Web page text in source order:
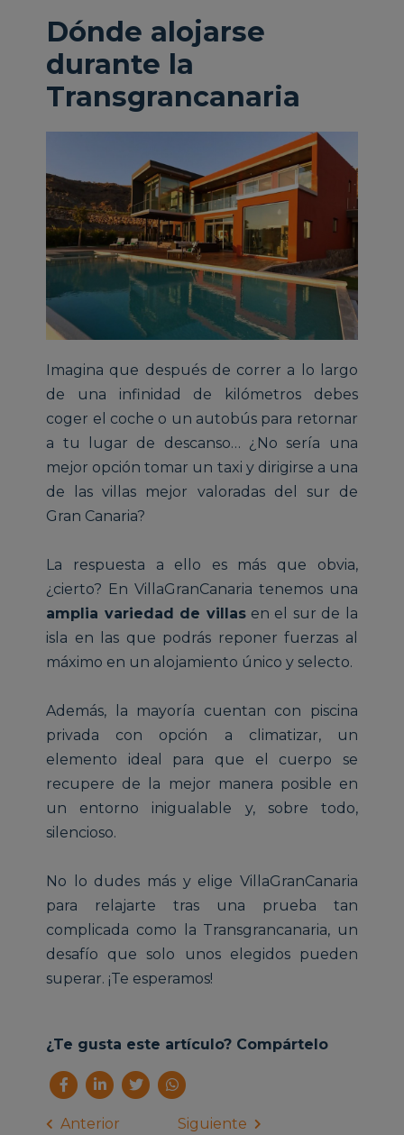
Dónde alojarse
durante la
Transgrancanaria
Imagina que después de correr a lo largo
de una infinidad de kilómetros debes
coger el coche o un autobús para retornar
a tu lugar de descanso… ¿No sería una
mejor opción tomar un taxi y dirigirse a una
de las villas mejor valoradas del sur de
Gran Canaria?
La respuesta a ello es más que obvia,
¿cierto? En VillaGranCanaria tenemos una
amplia variedad de villasen el sur de la
isla en las que podrás reponer fuerzas al
máximo en un alojamiento único y selecto.
Además, la mayoría cuentan con piscina
privada con opción a climatizar, un
elemento ideal para que el cuerpo se
recupere de la mejor manera posible en
un entorno inigualable y, sobre todo,
silencioso.
No lo dudes más y elige VillaGranCanaria
para relajarte tras una prueba tan
complicada como la Transgrancanaria, un
desafío que solo unos elegidos pueden
superar. ¡Te esperamos!
¿Te gusta este artículo? Compártelo
Anterior Siguiente